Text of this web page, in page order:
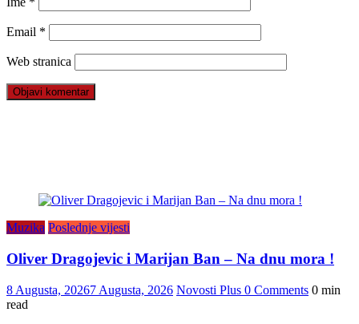
Email *
Web stranica
Muzika Poslednje vijesti
Oliver Dragojevic i Marijan Ban – Na dnu mora !
8 Augusta, 20267 Augusta, 2026 Novosti Plus 0 Comments 0 min
read